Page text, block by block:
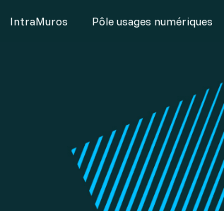
IntraMuros
mon territoire
sur mon territoire
Pôle usages numériques
> Demander une assistance informatique
> Accompagnement Cyber
collectivité
une assistance informatique